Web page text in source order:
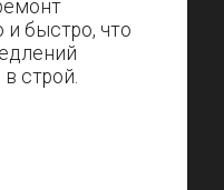
и быстро, что
строй.